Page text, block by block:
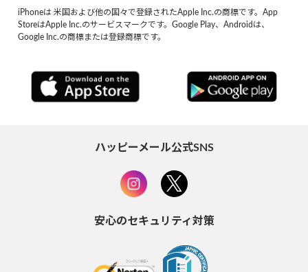
iPhoneは 米国および他の国々で登録されたApple Inc.の商標です。App
StoreはApple Inc.のサービスマークです。Google Play、Androidは、
Google Inc.の商標または登録商標です。
ハッピーメール公式SNS
安心のセキュリティ対策